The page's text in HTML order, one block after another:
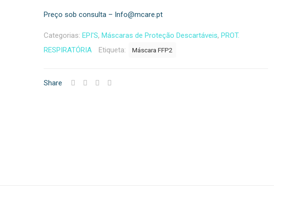
Preço sob consulta – Info@mcare.pt
Categorias: EPI'S, Máscaras de Proteção Descartáveis, PROT.
RESPIRATÓRIA
Etiqueta: Máscara FFP2
Share